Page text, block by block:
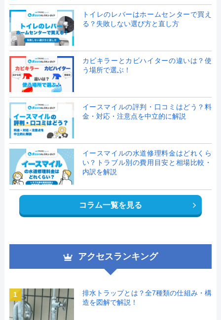
トイレのレバーはホームセンターで買え
る？失敗しない選び方と直し方
カビキラーとカビハイターの違いは？使
う場所で選ぶ！
イースマイルの評判・口コミはどう？料
金・対応・注意点を中立的に解説
イースマイルの水道修理料金はどれくら
い？トラブル別の費用目安と相場比較・
内訳を解説
コラム一覧を見る
アクセスランキング
1
排水トラップとは？全7種類の仕組み・構
造を図解で解説！